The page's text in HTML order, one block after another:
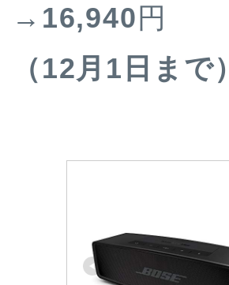
→16,940円
（12月1日まで）